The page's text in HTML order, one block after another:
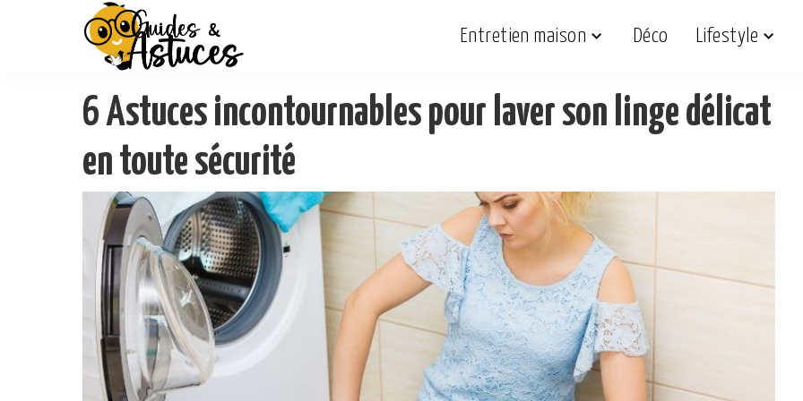
Entretien maison Déco Lifestyle
6 Astuces incontournables pour laver son linge délicat
en toute sécurité